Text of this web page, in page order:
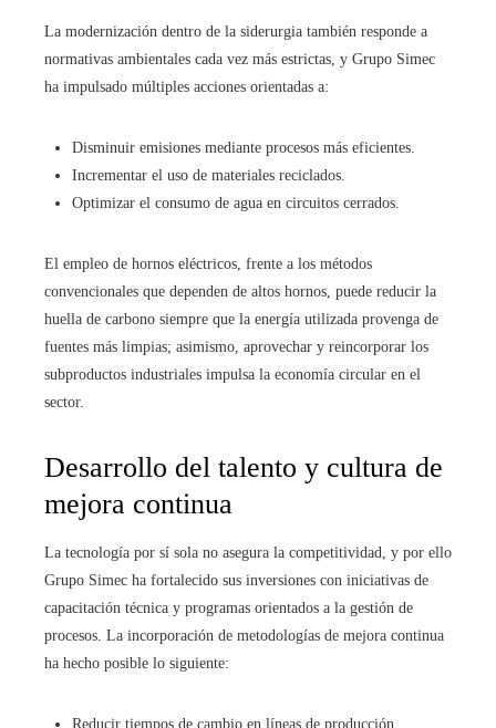
La modernización dentro de la siderurgia también responde a
normativas ambientales cada vez más estrictas, y Grupo Simec
ha impulsado múltiples acciones orientadas a:
Disminuir emisiones mediante procesos más eficientes.
Incrementar el uso de materiales reciclados.
Optimizar el consumo de agua en circuitos cerrados.
El empleo de hornos eléctricos, frente a los métodos
convencionales que dependen de altos hornos, puede reducir la
huella de carbono siempre que la energía utilizada provenga de
fuentes más limpias; asimismo, aprovechar y reincorporar los
subproductos industriales impulsa la economía circular en el
sector.
Desarrollo del talento y cultura de
mejora continua
La tecnología por sí sola no asegura la competitividad, y por ello
Grupo Simec ha fortalecido sus inversiones con iniciativas de
capacitación técnica y programas orientados a la gestión de
procesos. La incorporación de metodologías de mejora continua
ha hecho posible lo siguiente:
Reducir tiempos de cambio en líneas de producción.